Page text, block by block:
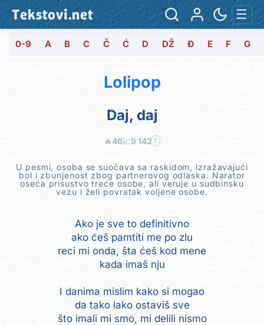
Tekstovi.net ☰
0-9 A B C Č Ć D DŽ Đ E F G
Lolipop
Daj, daj
🔥46📈9 142 ?
U pesmi, osoba se suočava sa raskidom, izražavajući
bol i zbunjenost zbog partnerovog odlaska. Narator
oseća prisustvo treće osobe, ali veruje u sudbinsku
vezu i želi povratak voljene osobe.
Ako je sve to definitivno
ako ćeš pamtiti me po zlu
reci mi onda, šta ćeš kod mene
kada imaš nju
I danima mislim kako si mogao
da tako lako ostaviš sve
što imali mi smo, mi delili nismo